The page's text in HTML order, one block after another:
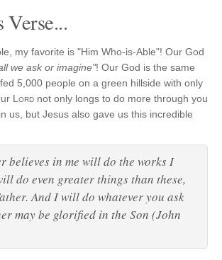
Verse...
my favorite is "Him Who-is-Able"! Our God
we ask or imagine"! Our God is the same
5,000 people on a green hillside with only
Lord not only longs to do more through you
us, but Jesus also gave us this incredible
believes in me will do the works I
do even greater things than these,
And I will do whatever you ask
may be glorified in the Son (John